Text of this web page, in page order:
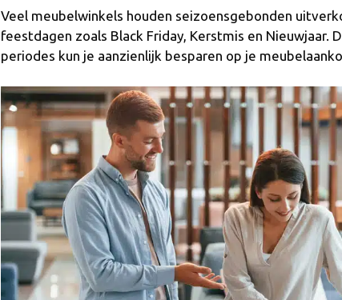
Veel meubelwinkels houden seizoensgebonden
feestdagen zoals Black Friday, Kerstmis en Nieuwjaar.
periodes kun je aanzienlijk besparen op je